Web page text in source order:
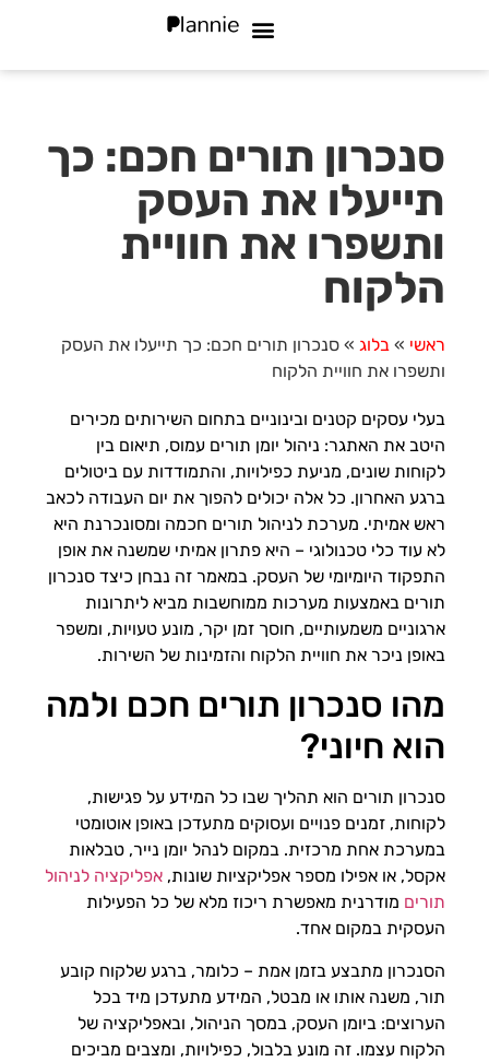
סנכרון תורים חכם: כך
תייעלו את העסק
ותשפרו את חוויית
הלקוח
ראשי » בלוג » סנכרון תורים חכם: כך תייעלו את העסק
ותשפרו את חוויית הלקוח
בעלי עסקים קטנים ובינוניים בתחום השירותים מכירים
היטב את האתגר: ניהול יומן תורים עמוס, תיאום בין
לקוחות שונים, מניעת כפילויות, והתמודדות עם ביטולים
ברגע האחרון. כל אלה יכולים להפוך את יום העבודה לכאב
ראש אמיתי. מערכת לניהול תורים חכמה ומסונכרנת היא
לא עוד כלי טכנולוגי – היא פתרון אמיתי שמשנה את אופן
התפקוד היומיומי של העסק. במאמר זה נבחן כיצד סנכרון
תורים באמצעות מערכות ממוחשבות מביא ליתרונות
ארגוניים משמעותיים, חוסך זמן יקר, מונע טעויות, ומשפר
באופן ניכר את חוויית הלקוח והזמינות של השירות.
מהו סנכרון תורים חכם ולמה
הוא חיוני?
סנכרון תורים הוא תהליך שבו כל המידע על פגישות,
לקוחות, זמנים פנויים ועסוקים מתעדכן באופן אוטומטי
במערכת אחת מרכזית. במקום לנהל יומן נייר, טבלאות
אקסל, או אפילו מספר אפליקציות שונות, אפליקציה לניהול
תורים מודרנית מאפשרת ריכוז מלא של כל הפעילות
העסקית במקום אחד.
הסנכרון מתבצע בזמן אמת – כלומר, ברגע שלקוח קובע
תור, משנה אותו או מבטל, המידע מתעדכן מיד בכל
הערוצים: ביומן העסק, במסך הניהול, ובאפליקציה של
הלקוח עצמו. זה מונע בלבול, כפילויות, ומצבים מביכים